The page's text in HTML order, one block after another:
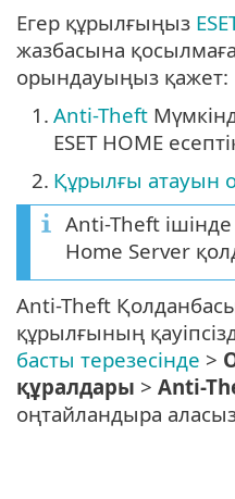
Егер құрылғыңыз
жазбасына
орындауыңыз қажет:
1. Anti-Theft
ESET HOME
2. Құрылғы атауын
Anti-Theft
Home Server
Anti-Theft
құрылғының
басты терезесінде >
құралдары > Anti-
оңтайландыра